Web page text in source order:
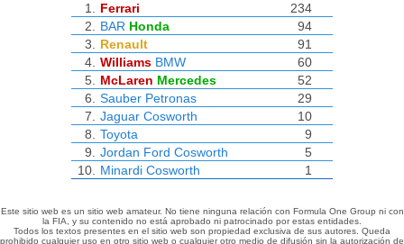
1. Ferrari
234
2.
BAR Honda
94
3.
Renault
91
4. Williams BMW
60
5.
McLaren Mercedes
52
6.
Sauber Petronas
29
7.
Jaguar Cosworth
10
8.
Toyota
9
9.
Jordan Ford Cosworth
5
10.
Minardi Cosworth 1
Este sitio web es un sitio web amateur. No tiene ninguna relación con Formula One Group ni con
la FIA, y su contenido no está aprobado ni patrocinado por estas entidades.
Todos los textos presentes en el sitio web son propiedad exclusiva de sus autores. Queda
prohibido cualquier uso en otro sitio web o cualquier otro medio de difusión sin la autorización de